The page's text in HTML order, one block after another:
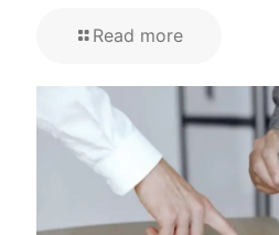
Read more